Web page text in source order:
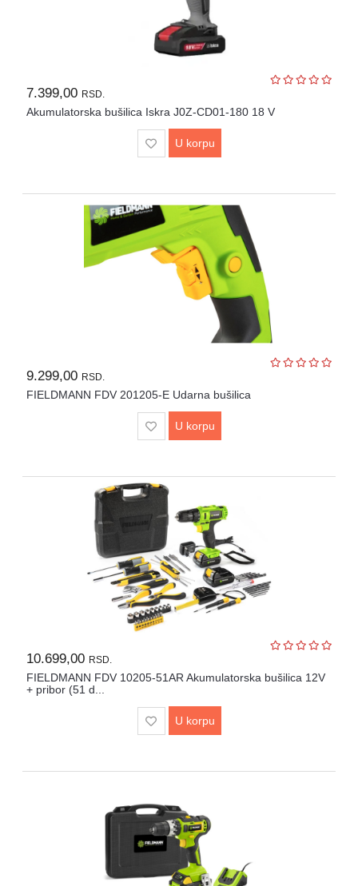
7.399,00 RSD.
Akumulatorska bušilica Iskra J0Z-CD01-180 18 V
U korpu
9.299,00 RSD.
FIELDMANN FDV 201205-E Udarna bušilica
U korpu
10.699,00 RSD.
FIELDMANN FDV 10205-51AR Akumulatorska bušilica 12V
+ pribor (51 d...
U korpu